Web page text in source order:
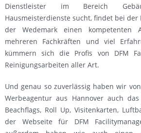
Dienstleister im Bereich
Hausmeisterdienste sucht, findet bei der
der Wedemark einen kompetenten
mehreren Fachkräften und viel
kümmern sich die Profis von DFM
Reinigungsarbeiten aller Art.
Und genau so zuverlässig haben wir
Werbeagentur aus Hannover auch
Beachflags, Roll Up, Visitenkarten,
der Webseite für DFM